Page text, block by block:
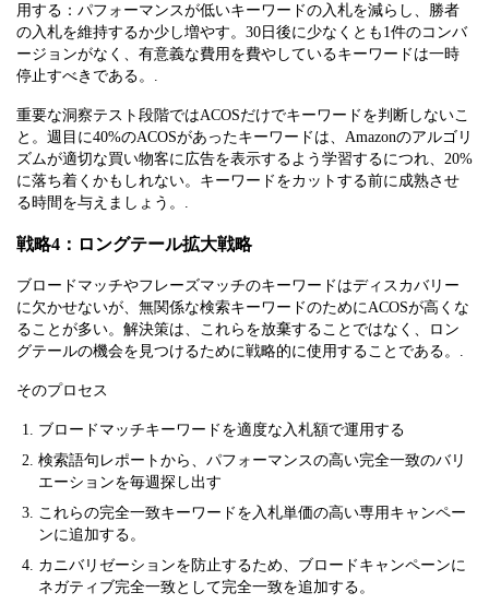
用する：パフォーマンスが低いキーワードの入札を減らし、勝者
の入札を維持するか少し増やす。30日後に少なくとも1件のコンバ
ージョンがなく、有意義な費用を費やしているキーワードは一時
停止すべきである。.
重要な洞察テスト段階ではACOSだけでキーワードを判断しないこ
と。週目に40%のACOSがあったキーワードは、Amazonのアルゴリ
ズムが適切な買い物客に広告を表示するよう学習するにつれ、20%
に落ち着くかもしれない。キーワードをカットする前に成熟させ
る時間を与えましょう。.
戦略4：ロングテール拡大戦略
ブロードマッチやフレーズマッチのキーワードはディスカバリー
に欠かせないが、無関係な検索キーワードのためにACOSが高くな
ることが多い。解決策は、これらを放棄することではなく、ロン
グテールの機会を見つけるために戦略的に使用することである。.
そのプロセス
ブロードマッチキーワードを適度な入札額で運用する
検索語句レポートから、パフォーマンスの高い完全一致のバリ
エーションを毎週探し出す
これらの完全一致キーワードを入札単価の高い専用キャンペー
ンに追加する。
カニバリゼーションを防止するため、ブロードキャンペーンに
ネガティブ完全一致として完全一致を追加する。